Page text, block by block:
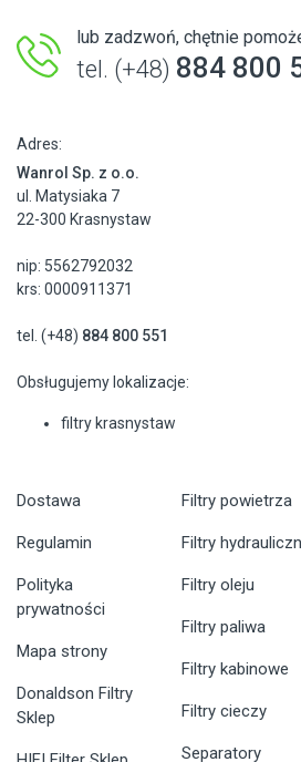
lub zadzwoń, chętnie
tel. (+48) 884 800
Adres:
Wanrol Sp. z o.o.
ul. Matysiaka 7
22-300 Krasnystaw
nip: 5562792032
krs: 0000911371
tel. (+48) 884 800 551
Obsługujemy lokalizacje:
filtry krasnystaw
Dostawa
Regulamin
Polityka
prywatności
Mapa strony
Donaldson Filtry
Sklep
Filtry powietrza
Filtry
Filtry oleju
Filtry paliwa
Filtry kabinowe
Filtry cieczy
Separatory